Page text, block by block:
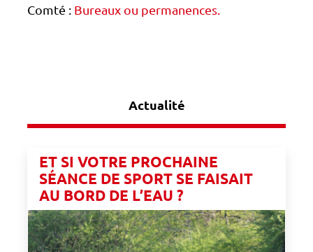
Comté : Bureaux ou permanences.
Actualité
ET SI VOTRE PROCHAINE
SÉANCE DE SPORT SE FAISAIT
AU BORD DE L’EAU ?